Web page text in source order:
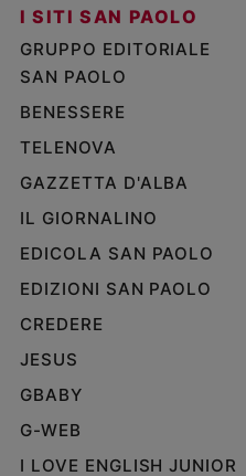
I SITI SAN PAOLO
GRUPPO EDITORIALE
SAN PAOLO
BENESSERE
TELENOVA
GAZZETTA D'ALBA
IL GIORNALINO
EDICOLA SAN PAOLO
EDIZIONI SAN PAOLO
CREDERE
JESUS
GBABY
G-WEB
I LOVE ENGLISH JUNIOR